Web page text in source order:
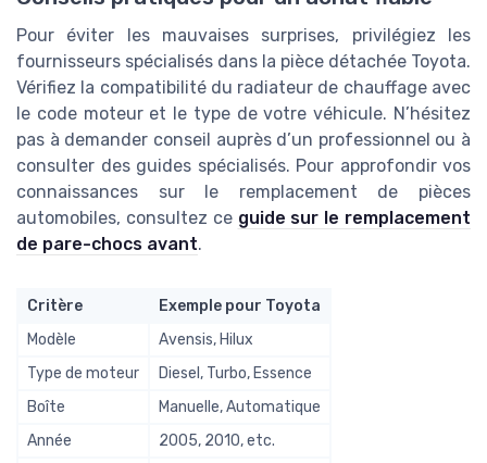
Pour éviter les mauvaises surprises, privilégiez les
fournisseurs spécialisés dans la pièce détachée Toyota.
Vérifiez la compatibilité du radiateur de chauffage avec
le code moteur et le type de votre véhicule. N’hésitez
pas à demander conseil auprès d’un professionnel ou à
consulter des guides spécialisés. Pour approfondir vos
connaissances sur le remplacement de pièces
automobiles, consultez ce guide sur le remplacement
de pare-chocs avant.
Critère
Exemple pour Toyota
Modèle
Avensis, Hilux
Type de moteur
Diesel, Turbo, Essence
Boîte
Manuelle, Automatique
Année
2005, 2010, etc.